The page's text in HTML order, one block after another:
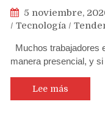
5 noviembre,
/ Tecnología /
Muchos trabajadores
manera presencial, y
Lee más